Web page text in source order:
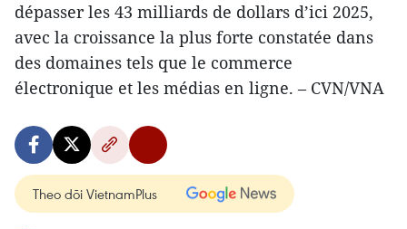
dépasser les 43 milliards de dollars d’ici 2025,
avec la croissance la plus forte constatée dans
des domaines tels que le commerce
électronique et les médias en ligne. – CVN/VNA
Theo dõi VietnamPlus